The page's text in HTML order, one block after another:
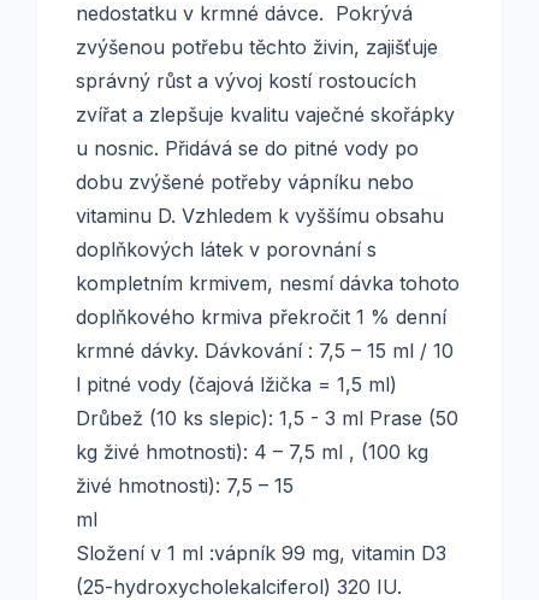
nedostatku v krmné dávce. Pokrývá
zvýšenou potřebu těchto živin, zajišťuje
správný růst a vývoj kostí rostoucích
zvířat a zlepšuje kvalitu vaječné skořápky
u nosnic. Přidává se do pitné vody po
dobu zvýšené potřeby vápníku nebo
vitaminu D. Vzhledem k vyššímu obsahu
doplňkových látek v porovnání s
kompletním krmivem, nesmí dávka tohoto
doplňkového krmiva překročit 1 % denní
krmné dávky. Dávkování : 7,5 – 15 ml / 10
l pitné vody (čajová lžička = 1,5 ml)
Drůbež (10 ks slepic): 1,5 - 3 ml Prase (50
kg živé hmotnosti): 4 – 7,5 ml , (100 kg
živé hmotnosti): 7,5 – 15
Složení v 1 ml :vápník 99 mg, vitamin D3
(25-hydroxycholekalciferol) 320 IU.